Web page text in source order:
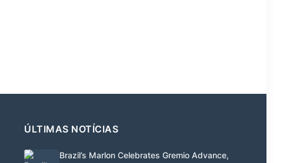
ÚLTIMAS NOTÍCIAS
Brazil’s Marlon Celebrates Gremio Advance,